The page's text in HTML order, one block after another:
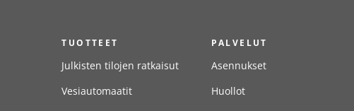
TUOTTEET
Julkisten tilojen ratkaisut
Vesiautomaatit
PALVELUT
Asennukset
Huollot